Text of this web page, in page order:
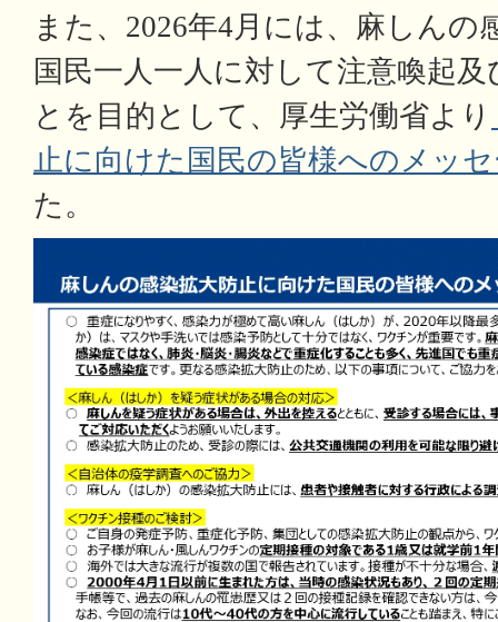
また、2026年4月には、麻しんの
国民一人一人に対して注意喚起
とを目的として、厚生労働省より
止に向けた国民の皆様へのメッ
た。